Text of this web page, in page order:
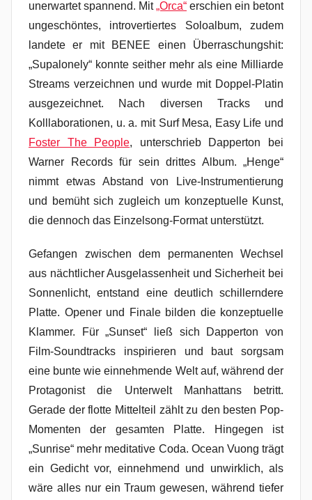
unerwartet spannend. Mit„Orca“ erschien ein betont
ungeschöntes, introvertiertes Soloalbum, zudem
landete er mit BENEE einen Überraschungshit:
„Supalonely“ konnte seither mehr als eine Milliarde
Streams verzeichnen und wurde mit Doppel-Platin
ausgezeichnet. Nach diversen Tracks und
Kolllaborationen, u. a. mit Surf Mesa, Easy Life und
Foster The People, unterschrieb Dapperton bei
Warner Records für sein drittes Album. „Henge“
nimmt etwas Abstand von Live-Instrumentierung
und bemüht sich zugleich um konzeptuelle Kunst,
die dennoch das Einzelsong-Format unterstützt.
Gefangen zwischen dem permanenten Wechsel
aus nächtlicher Ausgelassenheit und Sicherheit bei
Sonnenlicht, entstand eine deutlich schillerndere
Platte. Opener und Finale bilden die konzeptuelle
Klammer. Für „Sunset“ ließ sich Dapperton von
Film-Soundtracks inspirieren und baut sorgsam
eine bunte wie einnehmende Welt auf, während der
Protagonist die Unterwelt Manhattans betritt.
Gerade der flotte Mittelteil zählt zu den besten Pop-
Momenten der gesamten Platte. Hingegen ist
„Sunrise“ mehr meditative Coda. Ocean Vuong trägt
ein Gedicht vor, einnehmend und unwirklich, als
wäre alles nur ein Traum gewesen, während tiefer